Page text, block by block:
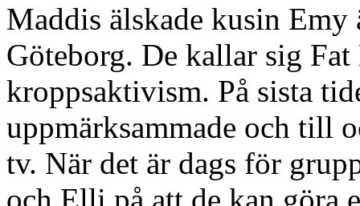
Maddis älskade kusin
Göteborg. De kallar sig Fat
kroppsaktivism. På sista
uppmärksammade och till
tv. När det är dags för
och Elli på att de kan göra